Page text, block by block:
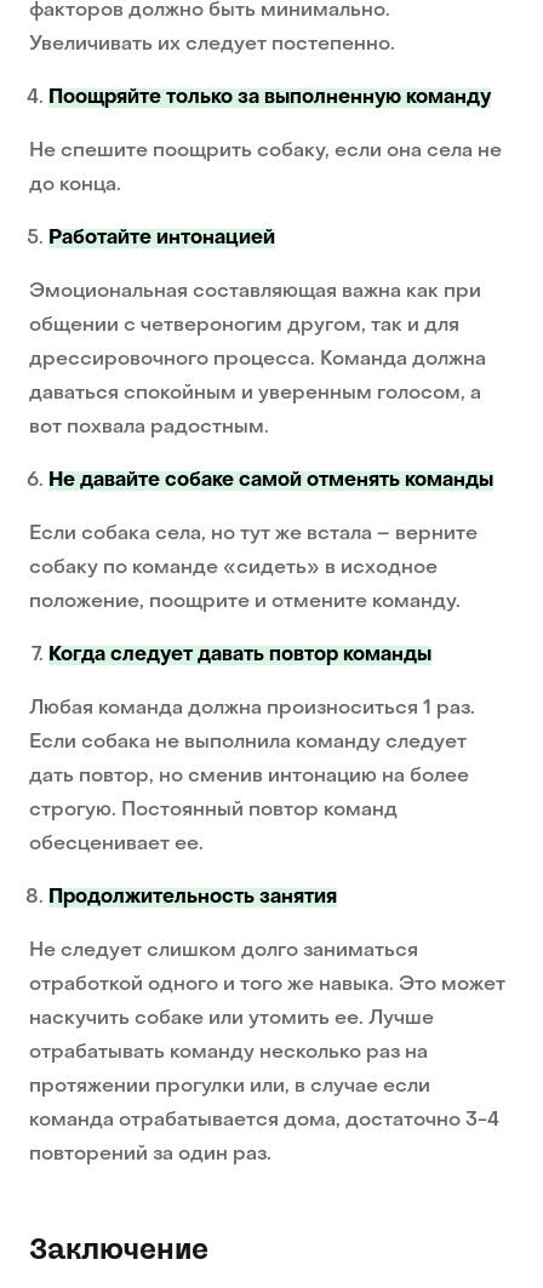
факторов должно быть минимально.
Увеличивать их следует постепенно.
Поощряйте только за выполненную команду
Не спешите поощрить собаку, если она села не
до конца.
Работайте интонацией
Эмоциональная составляющая важна как при
общении с четвероногим другом, так и для
дрессировочного процесса. Команда должна
даваться спокойным и уверенным голосом, а
вот похвала радостным.
Не давайте собаке самой отменять команды
Если собака села, но тут же встала – верните
собаку по команде «сидеть» в исходное
положение, поощрите и отмените команду.
Когда следует давать повтор команды
Любая команда должна произноситься 1 раз.
Если собака не выполнила команду следует
дать повтор, но сменив интонацию на более
строгую. Постоянный повтор команд
обесценивает ее.
Продолжительность занятия
Не следует слишком долго заниматься
отработкой одного и того же навыка. Это может
наскучить собаке или утомить ее. Лучше
отрабатывать команду несколько раз на
протяжении прогулки или, в случае если
команда отрабатывается дома, достаточно 3-4
повторений за один раз.
Заключение